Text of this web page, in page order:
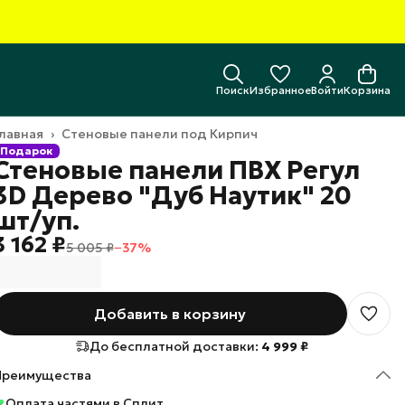
ПоискИзбранноеВойтиКорзина
Стеновые панели под Кирпич
›
Подарок
панели ПВХ Регул
Дерево "Дуб Наутик" 20
уп.
162 ₽5 005 ₽−37%
Добавить в корзину
До бесплатной доставки: 4 999 ₽